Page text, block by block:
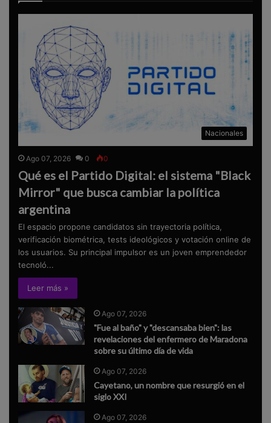
Nacionales
Ago 07, 2026 0 0
Qué es el Partido Digital: el sistema "Black
Mirror" que busca cambiar la política
argentina
El espacio propone candidatos sin trayectoria política,
verificación biométrica, tests ideológicos y votación online de
los usuarios. Su principal impulsor es un joven emprendedor
tecnoló...
Leer más »
Ago 07, 2026
"Fue al baño" y "descansaba bien": las
revelaciones del enfermero de Maradona
sobre su último día de vida
Ago 07, 2026
Cayetano, un nombre que resurgió en el
siglo XXI
Ago 07, 2026